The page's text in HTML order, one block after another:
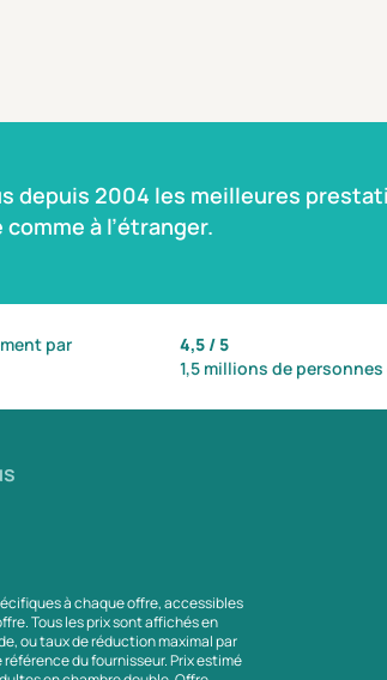
depuis 2004 les meilleures
à l’étranger.
par
4,5 / 5
1,5 millions de
à chaque offre, accessibles
Tous les prix sont affichés en
ou taux de réduction maximal par
référence du fournisseur. Prix estimé